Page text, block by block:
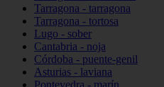
Tarragona - tarragona
Tarragona - tortosa
Lugo - sober
Cantabria - noja
Córdoba - puente-genil
Asturias - laviana
Pontevedra - marín